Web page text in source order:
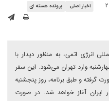
اخبار اصلی پرونده هسته ای
انرژی اتمی، به‌ منظور دیدار با
وارد تهران می‌شود. این سفر
گرفته و طبق برنامه، روز پنجشنبه
ایران آغاز خواهد شد. در صورت